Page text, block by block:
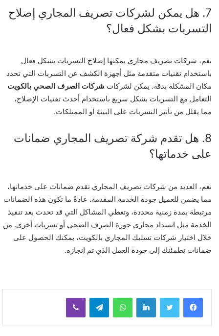
7. هل يمكن لشركات تصريف المجاري إصلاح
التسربات بشكل فعال؟
نعم، شركات تصريف مجاري يمكنها إصلاح التسربات بشكل فعال
باستخدام تقنيات متقدمة مثل أجهزة الكشف عن التسربات التي تحدد
مكان المشكلة بدقة. يمكن لشركات شركات الصرف الصحي بالكويت
التعامل مع التسربات بشكل سريع باستخدام أحدث تقنيات الإصلاح،
مما يقلل من تأثير التسربات على البيئة أو الممتلكات.
8. هل تقدم شركة تصريف المجاري ضمانات
على خدماتها؟
نعم، العديد من شركات تصريف المجاري تقدم ضمانات على خدماتها،
مما يضمن للعميل جودة الخدمة المقدمة. عادةً ما تكون هذه الضمانات
مرتبطة بمدة زمنية محددة، وتغطي المشاكل التي قد تحدث بعد تنفيذ
الخدمة مثل انسداد مجاري جورة الصرف الصحي أو تسربات أخرى. من
خلال اختيار شركات تسليك المجاري بالكويت، يمكنك الحصول على
ضمانات تطمئنك إلى جودة العمل الذي تم إنجازه.
لينكدإن واتساب